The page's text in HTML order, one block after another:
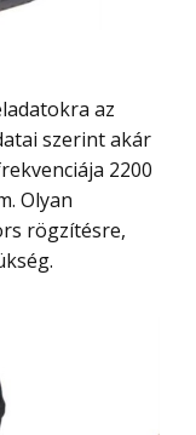
szerint akár
2200
Olyan
rögzítésre,